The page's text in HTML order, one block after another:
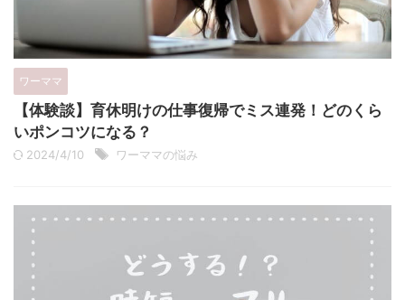
ワーママ
【体験談】育休明けの仕事復帰でミス連発！どのくら
いポンコツになる？
2024/4/10 ワーママの悩み